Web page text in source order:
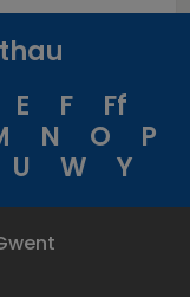
E F
Ff
N O
P
U W Y